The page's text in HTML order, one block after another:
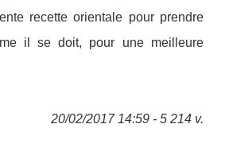
recette orientale pour prendre
il se doit, pour une meilleure
20/02/2017 14:59 - 5 214 v.